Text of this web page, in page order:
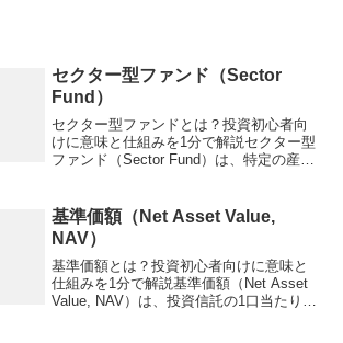
セクター型ファンド（Sector
Fund）
セクター型ファンドとは？投資初心者向
けに意味と仕組みを1分で解説セクター型
ファンド（Sector Fund）は、特定の産業
6%リターン。この記事では、セクター型
ファン...
基準価額（Net Asset Value,
NAV）
基準価額とは？投資初心者向けに意味と
仕組みを1分で解説基準価額（Net Asset
Value, NAV）は、投資信託の1口当たり価